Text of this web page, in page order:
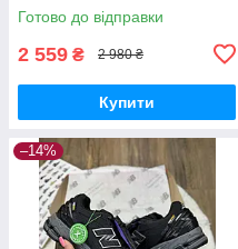
Готово до відправки
2 559 ₴ 2 980 ₴
Купити
–14%